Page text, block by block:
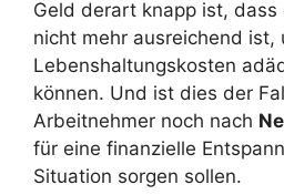
Geld derart knapp ist,
nicht mehr ausreichend ist,
Lebenshaltungskosten
können. Und ist dies der
Arbeitnehmer noch nach
für eine finanzielle
Situation sorgen sollen.